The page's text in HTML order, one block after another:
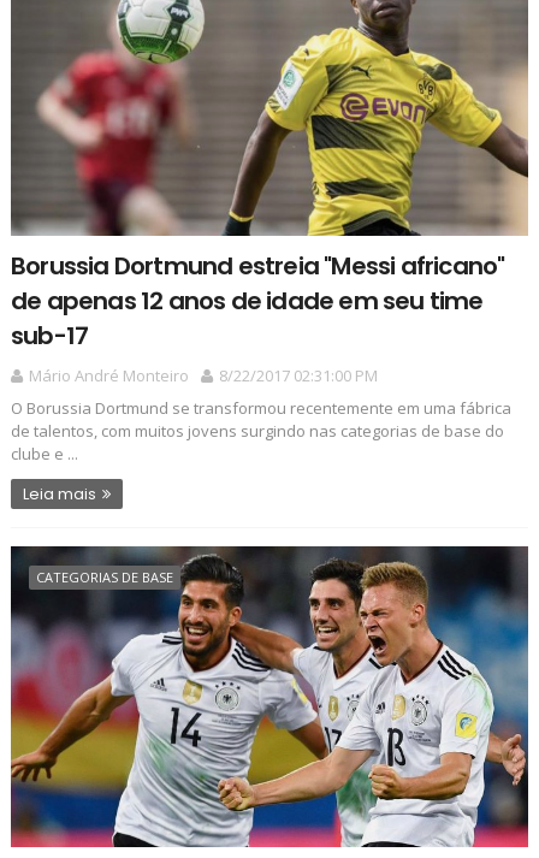
Borussia Dortmund estreia "Messi africano"
de apenas 12 anos de idade em seu time
sub-17
Mário André Monteiro
8/22/2017 02:31:00 PM
O Borussia Dortmund se transformou recentemente em uma fábrica
de talentos, com muitos jovens surgindo nas categorias de base do
clube e ...
Leia mais
CATEGORIAS DE BASE